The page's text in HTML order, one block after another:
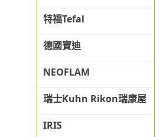
特福Tefal
德國寶迪
NEOFLAM
瑞士Kuhn Rikon瑞康屋
IRIS